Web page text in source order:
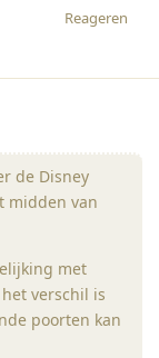
Reageren
de Disney
midden van
met
verschil is
poorten kan